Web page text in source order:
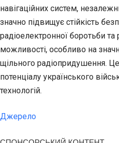
навігаційних систем,
значно підвищує стійкість
радіоелектронної боротьби
можливості, особливо на
щільного радіопридушення.
потенціалу українського
технологій.
Джерело